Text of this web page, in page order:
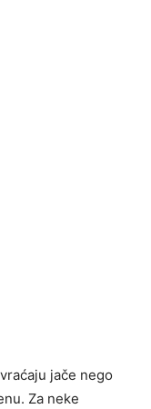
jače nego
Za neke